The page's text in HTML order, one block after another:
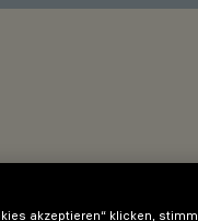
akzeptieren“ klicken,